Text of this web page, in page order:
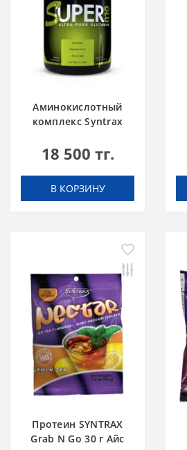
Аминокислотный
комплекс Syntrax
18 500 тг.
В КОРЗИНУ
Протеин SYNTRAX
Grab N Go 30 г Айс